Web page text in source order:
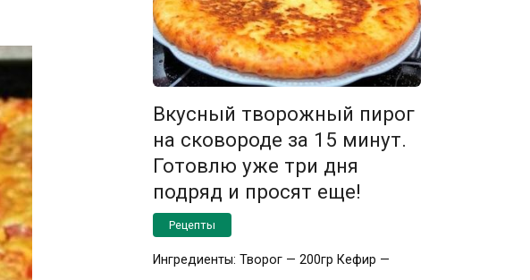
Вкусный творожный пирог
на сковороде за 15 минут.
Готовлю уже три дня
подряд и просят еще!
Рецепты
Ингредиенты: Творог — 200гр Кефир —